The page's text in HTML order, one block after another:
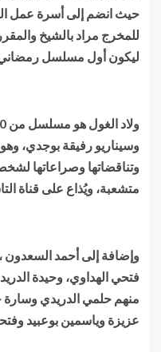
حيث انضم إلى أسرة عمل
ليكون أول مسلسل
وسيناريو رفيقة بوجدي،
وتناقضاتها وصراعاتها
متشعبة، ويُذاع على قناة
وإضافة إلى أحمد السعدون
فتحي الهداوي، وحيدة
منهم حلمي الدريدي
عزيزة وياسمين بوعبيد